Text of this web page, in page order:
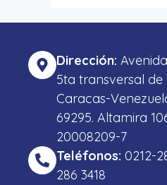
Dirección:
5ta transversal de
Caracas-
69295. Altamira
20008209-7
Teléfonos: 0212-
286 3418